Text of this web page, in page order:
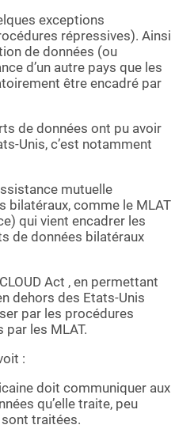
exceptions
répressives). Ainsi
de données (ou
d’un autre pays que les
être encadré par
de données ont pu avoir
Unis, c’est notamment
mutuelle
bilatéraux, comme le MLAT
qui vient encadrer les
de données bilatéraux
Act , en permettant
dehors des Etats-Unis
par les procédures
les MLAT.
:
doit communiquer aux
qu’elle traite, peu
traitées.